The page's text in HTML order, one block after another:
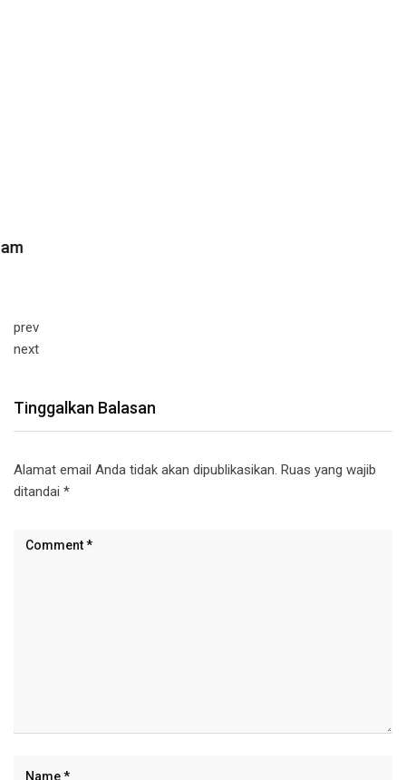
prev
next
Tinggalkan Balasan
Alamat email Anda tidak akan dipublikasikan. Ruas yang wajib
ditandai *